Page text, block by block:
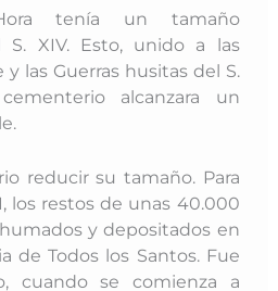
tenía un tamaño
S. XIV. Esto, unido a las
las Guerras husitas del S.
alcanzara un
reducir su tamaño. Para
los restos de unas 40.000
y depositados en
de Todos los Santos. Fue
cuando se comienza a